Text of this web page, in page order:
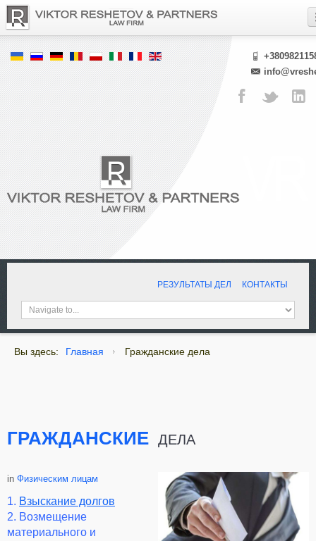
РЕЗУЛЬТАТЫ ДЕЛ КОНТАКТЫ
Вы здесь: Главная Гражданские дела
ГРАЖДАНСКИЕ ДЕЛА
in Физическим лицам
1. Взыскание долгов
2. Возмещение
материального и